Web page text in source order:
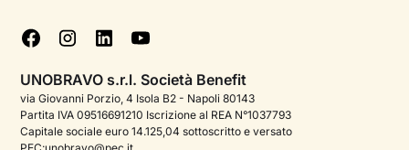
Podcast di psicologia
Corporate
Cookie policy
Gestisci cookie
UNOBRAVO s.r.l. Società Benefit
via Giovanni Porzio, 4 Isola B2 - Napoli 80143
Partita IVA 09516691210 Iscrizione al REA N°1037793
Capitale sociale euro 14.125,04 sottoscritto e versato